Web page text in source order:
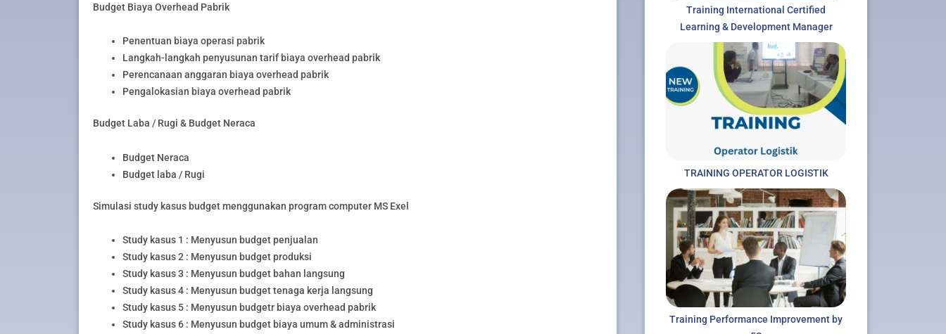
Budget Biaya Overhead Pabrik
Penentuan biaya operasi pabrik
Langkah-langkah penyusunan tarif biaya overhead pabrik
Perencanaan anggaran biaya overhead pabrik
Pengalokasian biaya overhead pabrik
Budget Laba / Rugi & Budget Neraca
Budget Neraca
Budget laba / Rugi
Simulasi study kasus budget menggunakan program computer MS Exel
Study kasus 1 : Menyusun budget penjualan
Study kasus 2 : Menyusun budget produksi
Study kasus 3 : Menyusun budget bahan langsung
Study kasus 4 : Menyusun budget tenaga kerja langsung
Study kasus 5 : Menyusun budgetr biaya overhead pabrik
Study kasus 6 : Menyusun budget biaya umum & administrasi
Training International Certified
Learning & Development Manager
TRAINING OPERATOR LOGISTIK
Training Performance Improvement by